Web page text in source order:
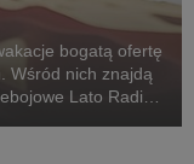
bogatą ofertę
Wśród nich znajdą
Lato Radia